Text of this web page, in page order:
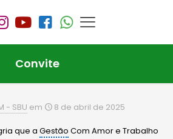
Convite
- SBU em 8 de abril de 2025
que aGestão Com Amor e Trabalho